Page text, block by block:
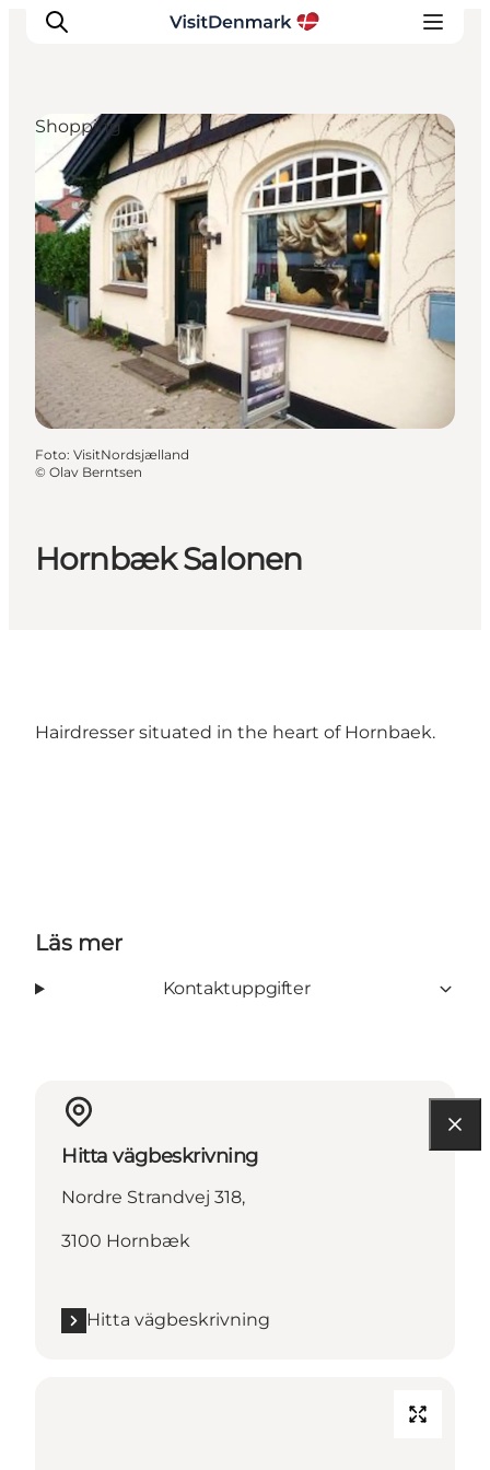
Inspiration
Resmål
Aktiviteter
Övernatta
Planera resan
Hornbæk Salonen
Shopping
Foto: VisitNordsjælland
© Olav Berntsen
Hairdresser situated in the heart of Hornbaek.
Läs mer
Kontaktuppgifter
Hitta vägbeskrivning
Nordre Strandvej 318,
3100 Hornbæk
Hitta vägbeskrivning